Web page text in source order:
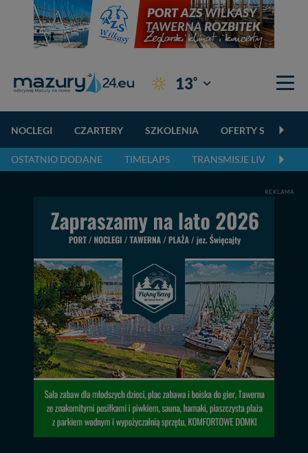
13° Giżycko
NOCLEGI CZARTERY SZKOLENIA OFERTY
OSTATNIO DODANE TIMELAPS TRANSMISJE LIVE
REKLAMA